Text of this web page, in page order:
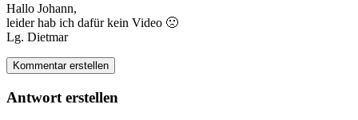
Hallo Johann,
leider hab ich dafür kein Video 🙁
Lg. Dietmar
Kommentar erstellen
Antwort erstellen